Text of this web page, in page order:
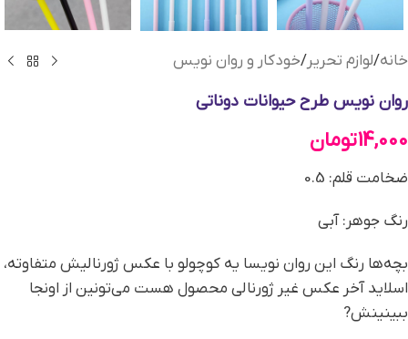
خانه/لوازم تحریر/خودکار و روان نویس
روان نویس طرح حیوانات دوناتی
14,000تومان
ضخامت قلم: 0.5
رنگ جوهر: آبی
بچه‌ها رنگ این روان نویسا یه کوچولو با عکس ژورنالیش متفاوته،
اسلاید آخر عکس غیر ژورنالی محصول هست می‌تونین از اونجا
ببینینش?